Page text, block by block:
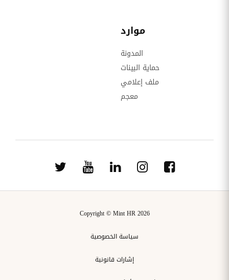
موارد
المدونة
حماية البينات
ملف إعلامي
معجم
Copyright © Mint HR 2026
سياسة الخصوصية
إشارات قانونية